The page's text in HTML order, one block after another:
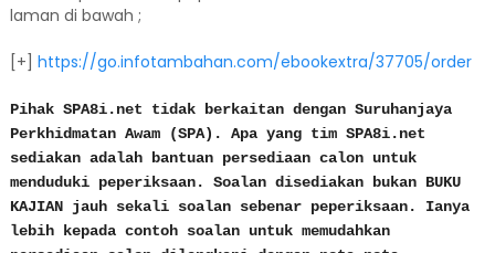
laman di bawah ;
[+] https://go.infotambahan.com/ebookextra/37705/order
Pihak SPA8i.net tidak berkaitan dengan Suruhanjaya
Perkhidmatan Awam (SPA). Apa yang tim SPA8i.net
sediakan adalah bantuan persediaan calon untuk
menduduki peperiksaan. Soalan disediakan bukan BUKU
KAJIAN jauh sekali soalan sebenar peperiksaan. Ianya
lebih kepada contoh soalan untuk memudahkan